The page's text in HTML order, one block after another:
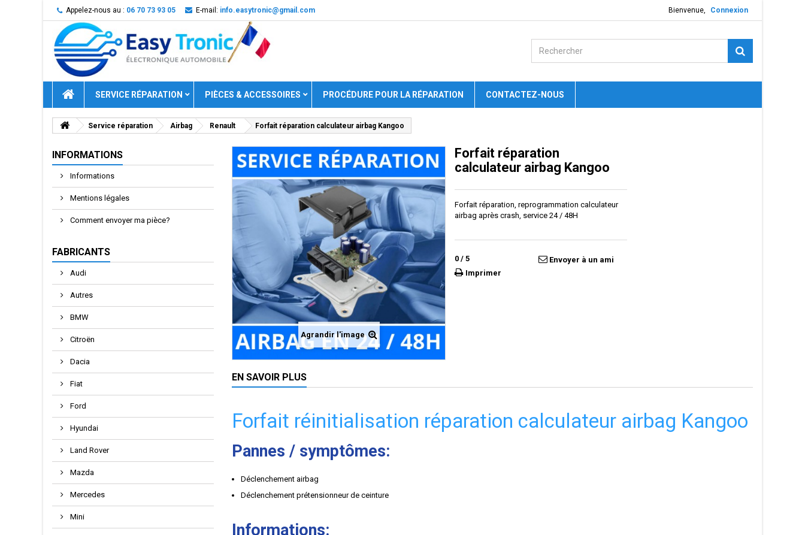
Bienvenue, Connexion
Appelez-nous au : 06 70 73 93 05 E-mail: info.easytronic@gmail.com
SERVICE RÉPARATION PIÈCES & ACCESSOIRES PROCÉDURE POUR LA RÉPARATION CONTACTEZ-NOUS
Service réparation Airbag Renault Forfait réparation calculateur airbag Kangoo
INFORMATIONS
Informations
Mentions légales
Comment envoyer ma pièce?
FABRICANTS
Audi
Autres
BMW
Citroën
Dacia
Fiat
Ford
Hyundai
Land Rover
Mazda
Mercedes
Mini
Agrandir l'image
Forfait réparation
calculateur airbag Kangoo
Forfait réparation, reprogrammation calculateur
airbag après crash, service 24 / 48H
0 / 5
Envoyer à un ami
Imprimer
EN SAVOIR PLUS
Forfait réinitialisation réparation calculateur airbag Kangoo
Pannes / symptômes:
Déclenchement airbag
Déclenchement prétensionneur de ceinture
Informations: